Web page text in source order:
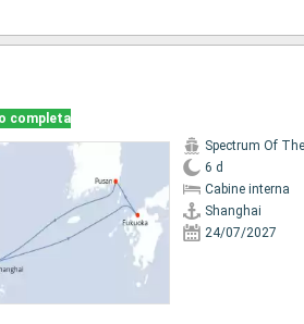
completa
Spectrum Of
6 d
Cabine interna
Shanghai
24/07/2027